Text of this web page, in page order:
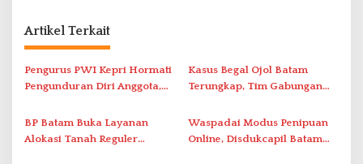
a
s
i
p
o
s
Artikel Terkait
Pengurus PWI Kepri Hormati
Pengunduran Diri Anggota,
Administrasi ke Pusat
Kasus Begal Ojol Batam
Terungkap, Tim Gabungan
Simpang Dam
BP Batam Buka Layanan
Alokasi Tanah Reguler
Waspadai Modus Penipuan
Online, Disdukcapil Batam